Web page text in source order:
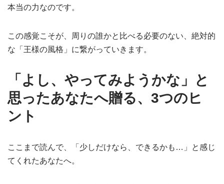
本当の力なのです。
この感覚こそが、周りの誰かと比べる必要のない、絶対的
な「王様の風格」に繋がっていきます。
「よし、やってみようかな」と
思ったあなたへ贈る、3つのヒ
ント
ここまで読んで、「少しだけなら、できるかも…」と感じ
てくれたあなたへ。